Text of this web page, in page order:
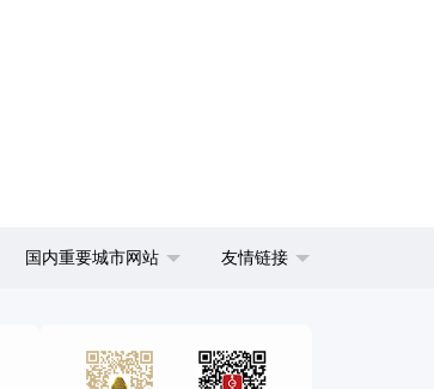
国内重要城市网站 友情链接